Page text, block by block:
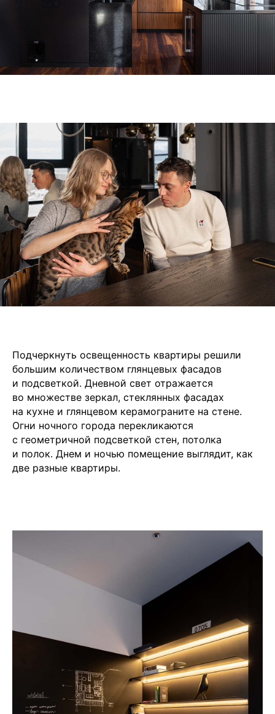
Подчеркнуть освещенность квартиры решили
большим количеством глянцевых фасадов
и подсветкой. Дневной свет отражается
во множестве зеркал, стеклянных фасадах
на кухне и глянцевом керамограните на стене.
Огни ночного города перекликаются
с геометричной подсветкой стен, потолка
и полок. Днем и ночью помещение выглядит, как
две разные квартиры.